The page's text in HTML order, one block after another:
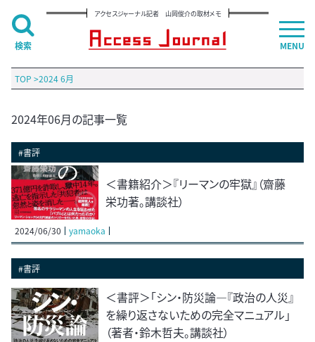
アクセスジャーナル記者 山岡俊介の取材メモ
TOP >2024 6月
2024年06月の記事一覧
#書評
＜書籍紹介＞『リーマンの牢獄』（齋藤
栄功著。講談社）
2024/06/30 yamaoka
#書評
＜書評＞「シン・防災論―『政治の人災』
を繰り返さないための完全マニュアル」
（著者・鈴木哲夫。講談社）
MENU
検索